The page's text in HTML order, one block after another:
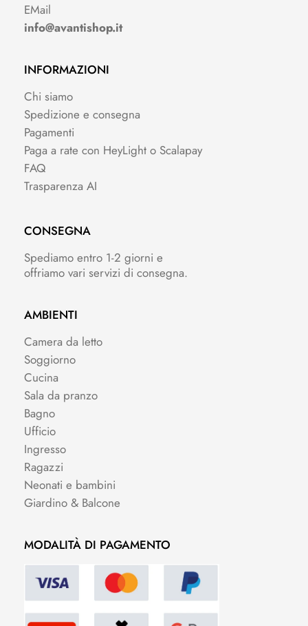
EMail
info@avantishop.it
INFORMAZIONI
Chi siamo
Spedizione e consegna
Pagamenti
Paga a rate con HeyLight o Scalapay
FAQ
Trasparenza AI
CONSEGNA
Spediamo entro 1-2 giorni e
offriamo vari servizi di consegna.
AMBIENTI
Camera da letto
Soggiorno
Cucina
Sala da pranzo
Bagno
Ufficio
Ingresso
Ragazzi
Neonati e bambini
Giardino & Balcone
MODALITÀ DI PAGAMENTO